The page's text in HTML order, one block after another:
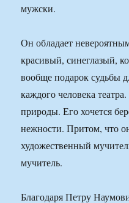
мужски.
Он обладает
красивый, синеглазый,
вообще подарок судьбы
каждого человека
природы. Его хочется
нежности. Притом, что
художественный
мучитель.
Благодаря Петру